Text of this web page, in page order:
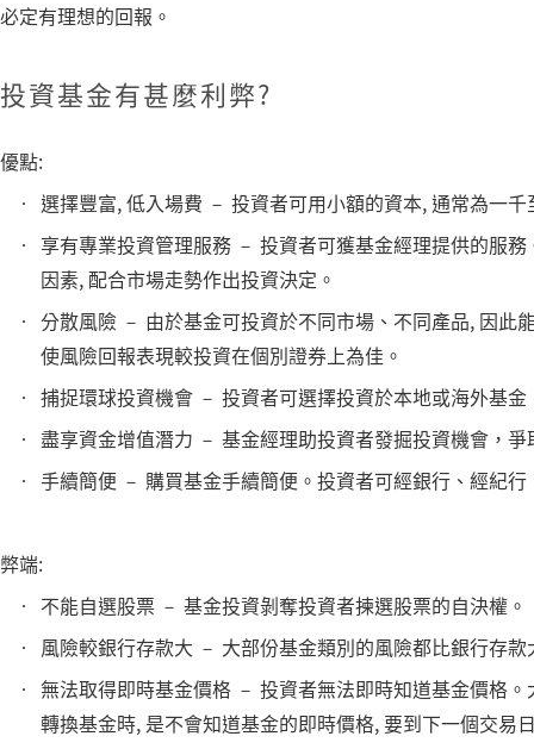
必定有理想的回報。
投資基金有甚麼利弊?
優點:
選擇豐富, 低入場費 － 投資者可用小額的資本, 通常為一
享有專業投資管理服務 － 投資者可獲基金經理提供的服
因素, 配合市場走勢作出投資決定。
分散風險 － 由於基金可投資於不同市場、不同產品, 因
使風險回報表現較投資在個別證券上為佳。
捕捉環球投資機會 － 投資者可選擇投資於本地或海外基
盡享資金增值潛力 － 基金經理助投資者發掘投資機會，
手續簡便 － 購買基金手續簡便。投資者可經銀行、經紀
弊端:
不能自選股票 － 基金投資剝奪投資者揀選股票的自決權。
風險較銀行存款大 － 大部份基金類別的風險都比銀行存款
無法取得即時基金價格 － 投資者無法即時知道基金價格
轉換基金時, 是不會知道基金的即時價格, 要到下一個交易